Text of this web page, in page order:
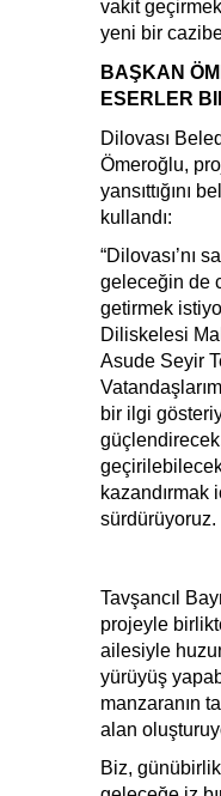
vakit
yeni bir
BAŞKAN
ESERLER
Dilovası
Ömeroğlu,
yansıttığını
kullandı:
“Dilovası’nı
geleceğin de
getirmek
Diliskelesi
Asude Seyir
bir ilgi
kazandırmak
sürdürüyoruz.
Tavşancıl
projeyle
ailesiyle
yürüyüş
manzaranın
alan
Biz,